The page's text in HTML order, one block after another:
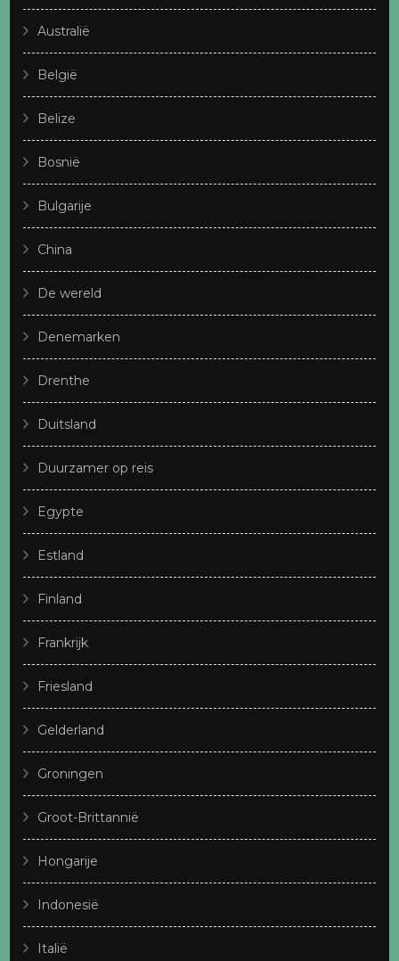
Australië
België
Belize
Bosnië
Bulgarije
China
De wereld
Denemarken
Drenthe
Duitsland
Duurzamer op reis
Egypte
Estland
Finland
Frankrijk
Friesland
Gelderland
Groningen
Groot-Brittannië
Hongarije
Indonesië
Italië